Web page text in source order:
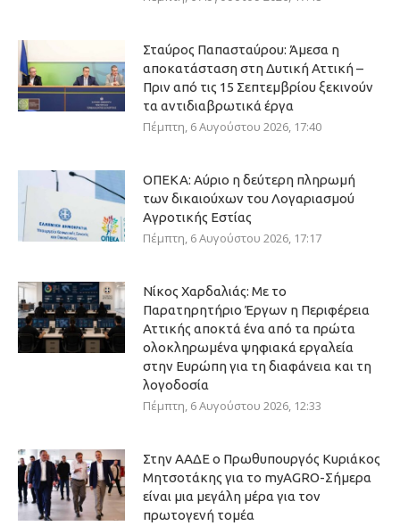
Σταύρος Παπασταύρου: Άμεσα η
αποκατάσταση στη Δυτική Αττική –
Πριν από τις 15 Σεπτεμβρίου ξεκινούν
τα αντιδιαβρωτικά έργα
Πέμπτη, 6 Αυγούστου 2026, 17:40
ΟΠΕΚΑ: Αύριο η δεύτερη πληρωμή
των δικαιούχων του Λογαριασμού
Αγροτικής Εστίας
Πέμπτη, 6 Αυγούστου 2026, 17:17
Νίκος Χαρδαλιάς: Με το
Παρατηρητήριο Έργων η Περιφέρεια
Αττικής αποκτά ένα από τα πρώτα
ολοκληρωμένα ψηφιακά εργαλεία
στην Ευρώπη για τη διαφάνεια και τη
λογοδοσία
Πέμπτη, 6 Αυγούστου 2026, 12:33
Στην ΑΑΔΕ ο Πρωθυπουργός Κυριάκος
Μητσοτάκης για το myAGRO-Σήμερα
είναι μια μεγάλη μέρα για τον
πρωτογενή τομέα